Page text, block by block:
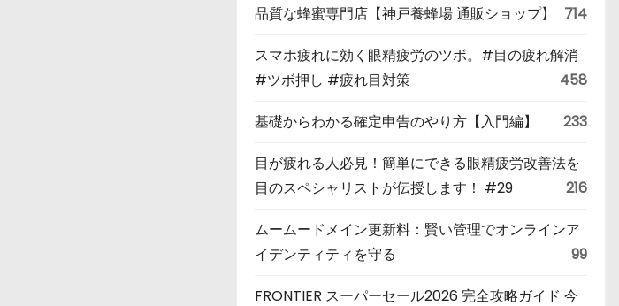
品質な蜂蜜専門店【神戸養蜂場 通販ショップ】
714
スマホ疲れに効く眼精疲労のツボ。#目の疲れ解消
#ツボ押し #疲れ目対策
458
基礎からわかる確定申告のやり方【入門編】 233
目が疲れる人必見！簡単にできる眼精疲労改善法を
目のスペシャリストが伝授します！ #29
216
ムームードメイン更新料：賢い管理でオンラインア
イデンティティを守る
99
FRONTIER スーパーセール2026 完全攻略ガイド 今